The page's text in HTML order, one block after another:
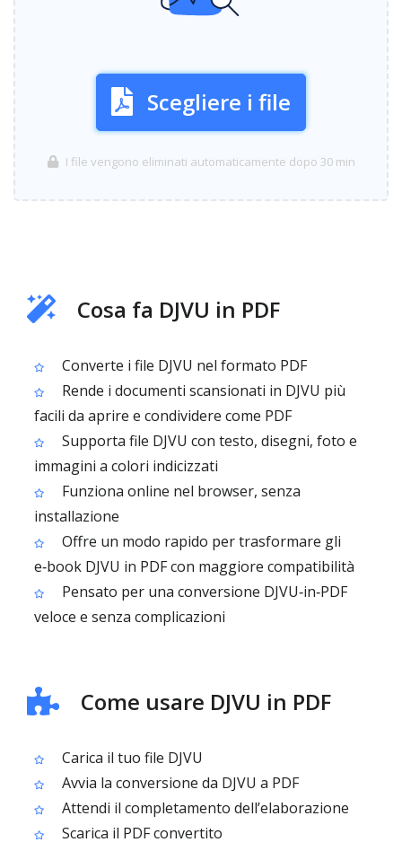
Scegliere i file
I file vengono eliminati automaticamente dopo 30 min
Cosa fa DJVU in PDF
Converte i file DJVU nel formato PDF
Rende i documenti scansionati in DJVU più
facili da aprire e condividere come PDF
Supporta file DJVU con testo, disegni, foto e
immagini a colori indicizzati
Funziona online nel browser, senza
installazione
Offre un modo rapido per trasformare gli
e‑book DJVU in PDF con maggiore compatibilità
Pensato per una conversione DJVU‑in‑PDF
veloce e senza complicazioni
Come usare DJVU in PDF
Carica il tuo file DJVU
Avvia la conversione da DJVU a PDF
Attendi il completamento dell’elaborazione
Scarica il PDF convertito